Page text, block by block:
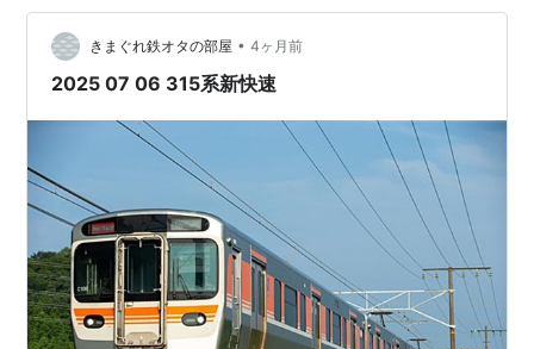
きまぐれ鉄オタの部屋 • 4ヶ月前
2025 07 06 315系新快速